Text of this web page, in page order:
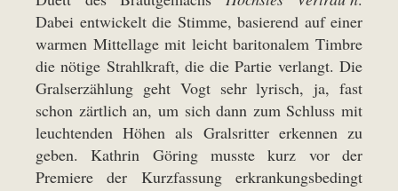
Dabei entwickelt die Stimme, basierend auf einer
warmen Mittellage mit leicht baritonalem Timbre
die nötige Strahlkraft, die die Partie verlangt. Die
Gralserzählung geht Vogt sehr lyrisch, ja, fast
schon zärtlich an, um sich dann zum Schluss mit
leuchtenden Höhen als Gralsritter erkennen zu
geben. Kathrin Göring musste kurz vor der
Premiere der Kurzfassung erkrankungsbedingt